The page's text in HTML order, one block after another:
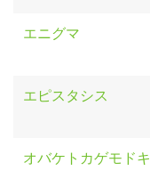
エニグマ
エピスタシス
オバケトカゲモドキ